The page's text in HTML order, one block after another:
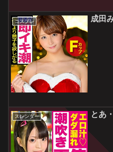
コスプレ 成田
スレンダー とあ